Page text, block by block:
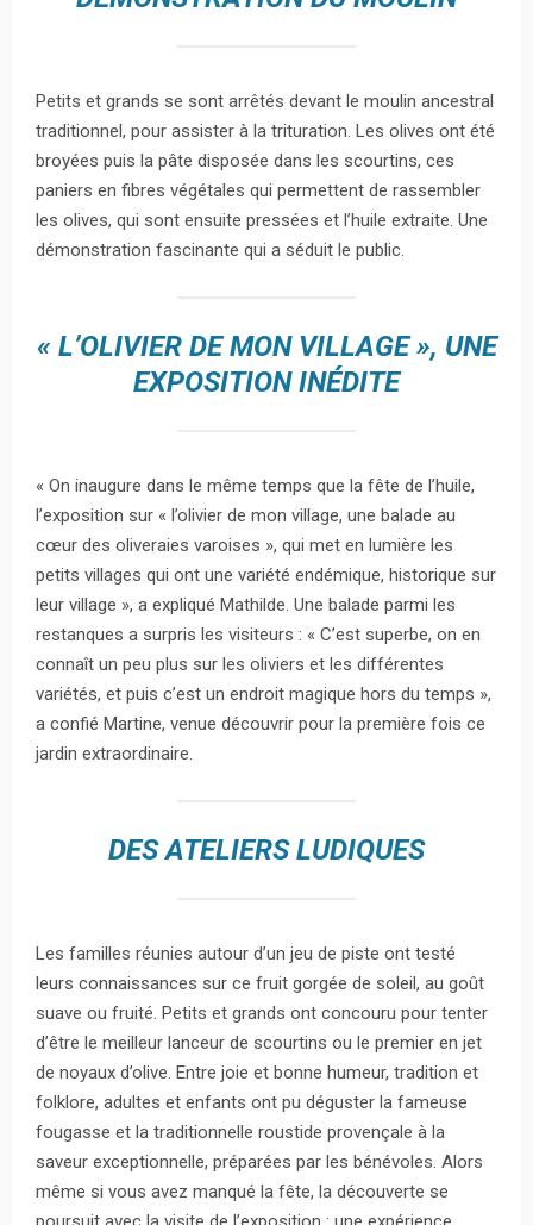
Petits et grands se sont arrêtés devant le moulin ancestral
traditionnel, pour assister à la trituration. Les olives ont été
broyées puis la pâte disposée dans les scourtins, ces
paniers en fibres végétales qui permettent de rassembler
les olives, qui sont ensuite pressées et l’huile extraite. Une
démonstration fascinante qui a séduit le public.
« L’OLIVIER DE MON VILLAGE », UNE
EXPOSITION INÉDITE
« On inaugure dans le même temps que la fête de l’huile,
l’exposition sur « l’olivier de mon village, une balade au
cœur des oliveraies varoises », qui met en lumière les
petits villages qui ont une variété endémique, historique sur
leur village », a expliqué Mathilde. Une balade parmi les
restanques a surpris les visiteurs : « C’est superbe, on en
connaît un peu plus sur les oliviers et les différentes
variétés, et puis c’est un endroit magique hors du temps »,
a confié Martine, venue découvrir pour la première fois ce
jardin extraordinaire.
DES ATELIERS LUDIQUES
Les familles réunies autour d’un jeu de piste ont testé
leurs connaissances sur ce fruit gorgée de soleil, au goût
suave ou fruité. Petits et grands ont concouru pour tenter
d’être le meilleur lanceur de scourtins ou le premier en jet
de noyaux d’olive. Entre joie et bonne humeur, tradition et
folklore, adultes et enfants ont pu déguster la fameuse
fougasse et la traditionnelle roustide provençale à la
saveur exceptionnelle, préparées par les bénévoles. Alors
même si vous avez manqué la fête, la découverte se